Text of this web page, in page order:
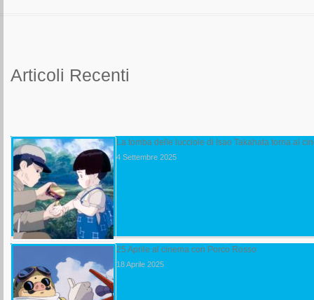
Articoli Recenti
La tomba delle lucciole di Isao Takahata torna al
4 Settembre 2025
25 Aprile al cinema con Porco Rosso
18 Aprile 2025